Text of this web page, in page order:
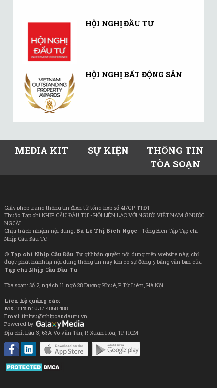
HỘI NGHỊ ĐẦU TƯ
HỘI NGHỊ BẤT ĐỘNG SẢN
MEDIA KIT SỰ KIỆN
THÔNG TIN
TÒA SOẠN
Giấy phép trang thông tin điện tử tổng hợp số 41/GP-TTĐT
Thuộc Tạp chí NHỊP CẦU ĐẦU TƯ - HỘI LIÊN LẠC VỚI NGƯỜI VIỆT NAM Ở NƯỚC
NGOÀI
Chịu trách nhiệm nội dung: Bà Lê Thị Bích Ngọc - Tổng Biên Tập Tạp chí
Nhịp Cầu Đầu Tư
© Tạp chí Nhịp Cầu Đầu Tưgiữ bản quyền nội dung trên website này; chỉ
được phát hành lại nội dung thông tin này khi có sự đồng ý bằng văn bản của
Tạp chí Nhịp Cầu Đầu Tư
Tòa soạn: Số 2, ngách 11 ngõ 28 Dương Khuê, P. Từ Liêm, Hà Nội
Liên hệ quảng cáo:
Ms. Tình: 037 4868 488
Email: tinhvu@nhipcaudautu.vn
Powered by:
Địa chỉ: Lầu 3, 63A Võ Văn Tần, P. Xuân Hòa, TP. HCM